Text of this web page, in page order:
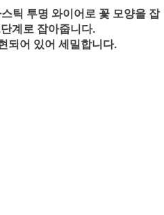
틱 투명 와이어로 꽃 모양을 잡
계로 잡아줍니다.
되어 있어 세밀합니다.